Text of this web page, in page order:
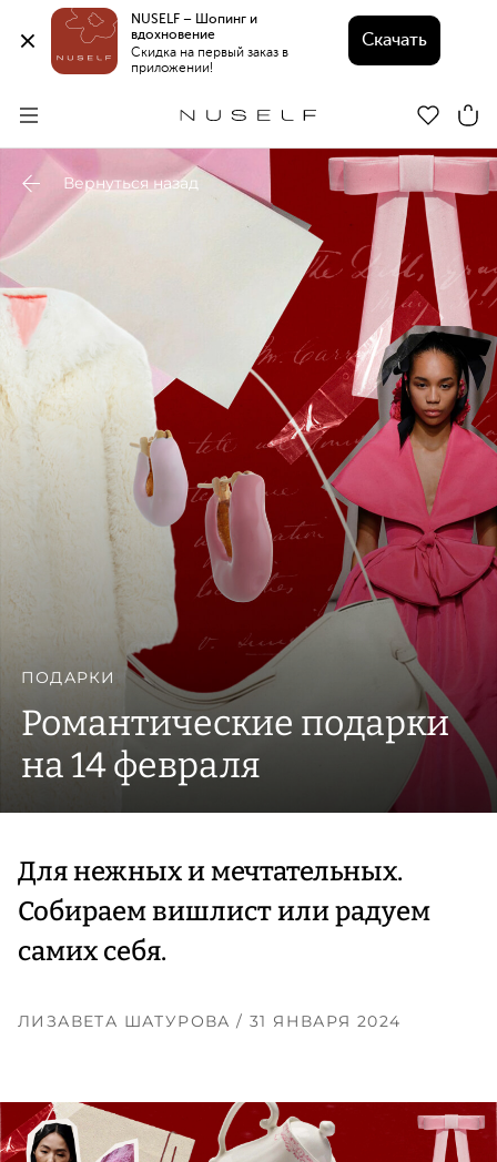
NUSELF – Шопинг и
вдохновение
Скидка на первый заказ в
приложении!
Скачать
Вернуться назад
ПОДАРКИ
Романтические подарки
на 14 февраля
Для нежных и мечтательных.
Собираем вишлист или радуем
самих себя.
ЛИЗАВЕТА ШАТУРОВА/ 31 ЯНВАРЯ 2024